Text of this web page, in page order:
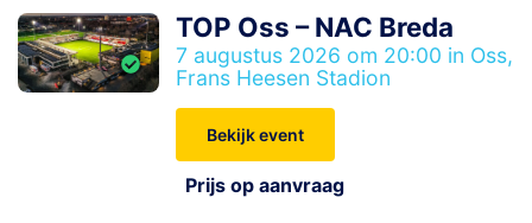
TOP Oss – NAC Breda
7 augustus 2026 om 20:00 in Oss,
Frans Heesen Stadion
Bekijk event
Prijs op aanvraag